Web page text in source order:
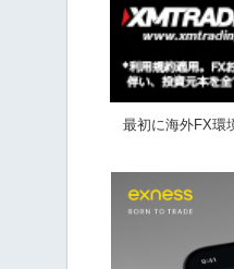
最初に海外FX環